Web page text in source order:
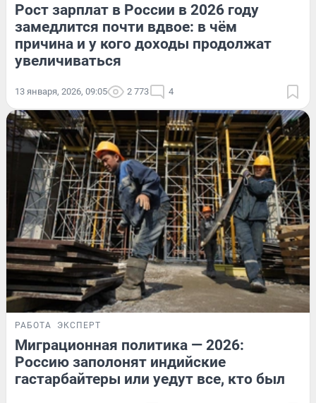
Рост зарплат в России в 2026 году
замедлится почти вдвое: в чём
причина и у кого доходы продолжат
увеличиваться
13 января, 2026, 09:05 2 773 4
РАБОТА ЭКСПЕРТ
Миграционная политика — 2026:
Россию заполонят индийские
гастарбайтеры или уедут все, кто был